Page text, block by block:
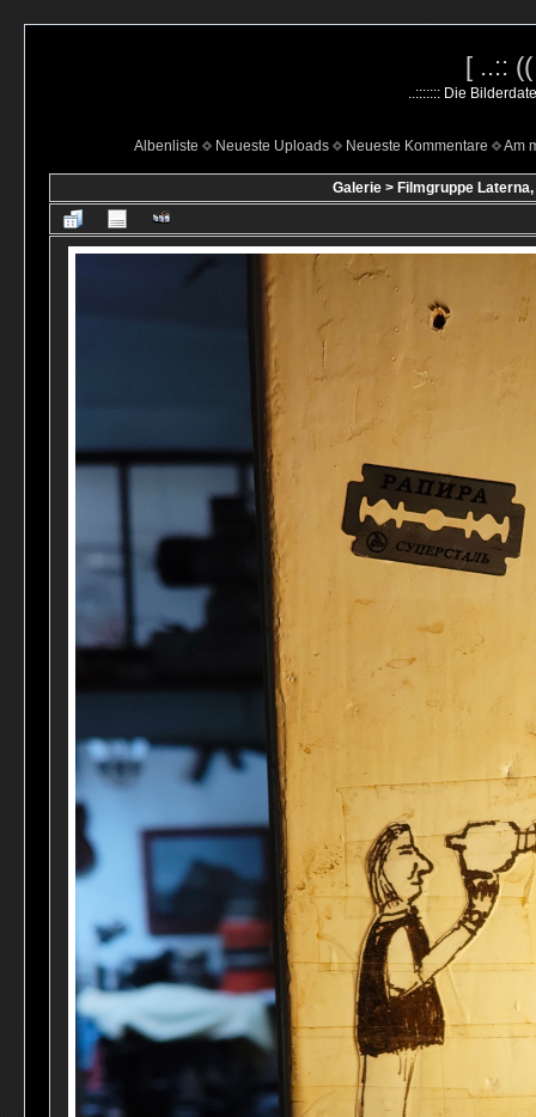
[ ..::
..::::::: Die
Albenliste Neueste Uploads Neueste Kommentare Am
Galerie > Filmgruppe